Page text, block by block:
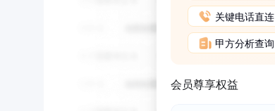
关键电话直连
甲方分析查询
会员尊享权益